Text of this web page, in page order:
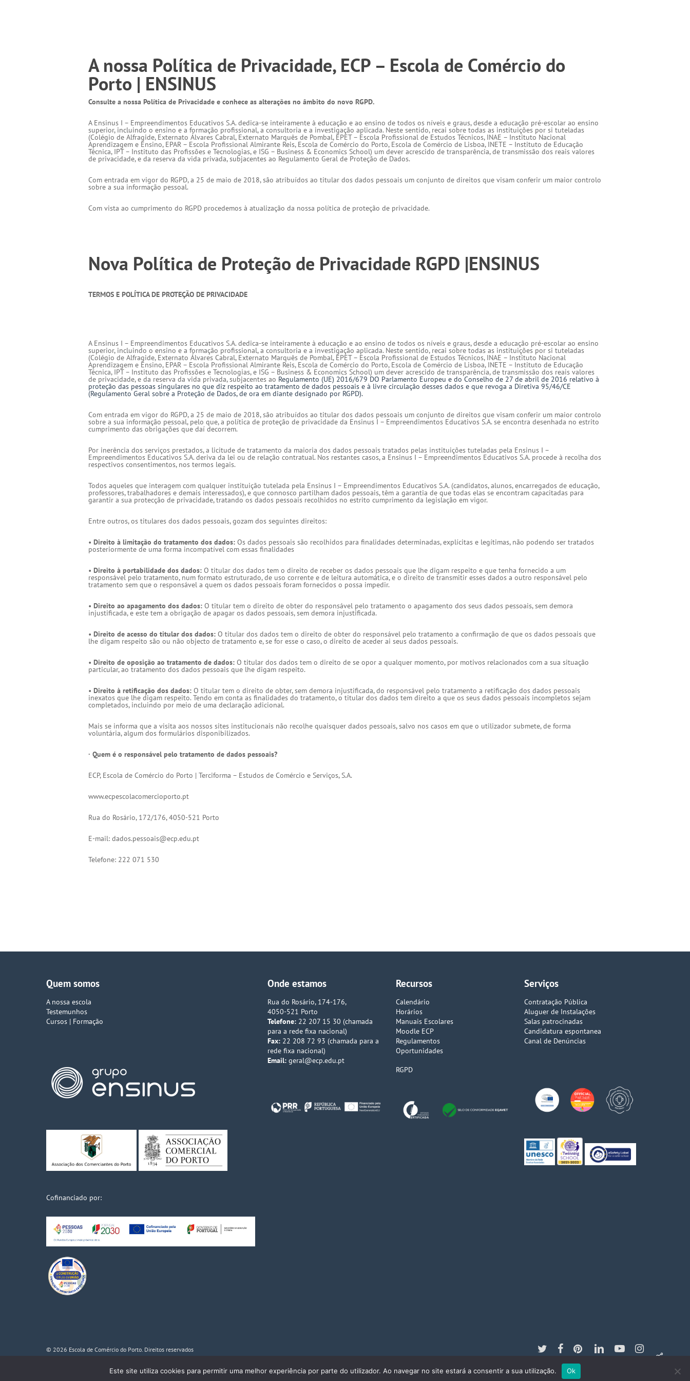
A nossa Política de Privacidade, ECP – Escola de Comércio do
Porto | ENSINUS
Consulte a nossa Política de Privacidade e conhece as alterações no âmbito do novo RGPD.
A Ensinus I – Empreendimentos Educativos S.A. dedica-se inteiramente à educação e ao ensino de todos os níveis e graus, desde a educação pré-escolar ao ensino
superior, incluindo o ensino e a formação profissional, a consultoria e a investigação aplicada. Neste sentido, recai sobre todas as instituições por si tuteladas
(Colégio de Alfragide, Externato Álvares Cabral, Externato Marquês de Pombal, EPET – Escola Profissional de Estudos Técnicos, INAE – Instituto Nacional
Aprendizagem e Ensino, EPAR – Escola Profissional Almirante Reis, Escola de Comércio do Porto, Escola de Comércio de Lisboa, INETE – Instituto de Educação
Técnica, IPT – Instituto das Profissões e Tecnologias, e ISG – Business & Economics School) um dever acrescido de transparência, de transmissão dos reais valores
de privacidade, e da reserva da vida privada, subjacentes ao Regulamento Geral de Proteção de Dados.
Com entrada em vigor do RGPD, a 25 de maio de 2018, são atribuídos ao titular dos dados pessoais um conjunto de direitos que visam conferir um maior controlo
sobre a sua informação pessoal.
Com vista ao cumprimento do RGPD procedemos à atualização da nossa política de proteção de privacidade.
Nova Política de Proteção de Privacidade RGPD |ENSINUS
TERMOS E POLÍTICA DE PROTEÇÃO DE PRIVACIDADE
A Ensinus I – Empreendimentos Educativos S.A. dedica-se inteiramente à educação e ao ensino de todos os níveis e graus, desde a educação pré-escolar ao ensino
superior, incluindo o ensino e a formação profissional, a consultoria e a investigação aplicada. Neste sentido, recai sobre todas as instituições por si tuteladas
(Colégio de Alfragide, Externato Álvares Cabral, Externato Marquês de Pombal, EPET – Escola Profissional de Estudos Técnicos, INAE – Instituto Nacional
Aprendizagem e Ensino, EPAR – Escola Profissional Almirante Reis, Escola de Comércio do Porto, Escola de Comércio de Lisboa, INETE – Instituto de Educação
Técnica, IPT – Instituto das Profissões e Tecnologias, e ISG – Business & Economics School) um dever acrescido de transparência, de transmissão dos reais valores
de privacidade, e da reserva da vida privada, subjacentes ao Regulamento (UE) 2016/679 DO Parlamento Europeu e do Conselho de 27 de abril de 2016 relativo à
proteção das pessoas singulares no que diz respeito ao tratamento de dados pessoais e à livre circulação desses dados e que revoga a Diretiva 95/46/CE
(Regulamento Geral sobre a Proteçãode Dados, de ora em diante designado por RGPD).
Com entrada em vigor do RGPD, a 25 de maio de 2018, são atribuídos ao titular dos dados pessoais um conjunto de direitos que visam conferir um maior controlo
sobre a sua informação pessoal, pelo que, a política de proteção de privacidade da Ensinus I – Empreendimentos Educativos S.A. se encontra desenhada no estrito
cumprimento das obrigações que daí decorrem.
Por inerência dos serviços prestados, a licitude de tratamento da maioria dos dados pessoais tratados pelas instituições tuteladas pela Ensinus I –
Empreendimentos Educativos S.A. deriva da lei ou de relação contratual. Nos restantes casos, a Ensinus I – Empreendimentos Educativos S.A. procede à recolha dos
respectivos consentimentos, nos termos legais.
Todos aqueles que interagem com qualquer instituição tutelada pela Ensinus I – Empreendimentos Educativos S.A. (candidatos, alunos, encarregados de educação,
professores, trabalhadores e demais interessados), e que connosco partilham dados pessoais, têm a garantia de que todas elas se encontram capacitadas para
garantir a sua protecção de privacidade, tratando os dados pessoais recolhidos no estrito cumprimento da legislação em vigor.
Entre outros, os titulares dos dados pessoais, gozam dos seguintes direitos:
• Direito à limitação do tratamento dos dados: Os dados pessoais são recolhidos para finalidades determinadas, explícitas e legítimas, não podendo ser tratados
posteriormente de uma forma incompatível com essas finalidades
• Direito à portabilidade dos dados: O titular dos dados tem o direito de receber os dados pessoais que lhe digam respeito e que tenha fornecido a um
responsável pelo tratamento, num formato estruturado, de uso corrente e de leitura automática, e o direito de transmitir esses dados a outro responsável pelo
tratamento sem que o responsável a quem os dados pessoais foram fornecidos o possa impedir.
• Direito ao apagamento dos dados: O titular tem o direito de obter do responsável pelo tratamento o apagamento dos seus dados pessoais, sem demora
injustificada, e este tem a obrigação de apagar os dados pessoais, sem demora injustificada.
• Direito de acesso do titular dos dados: O titular dos dados tem o direito de obter do responsável pelo tratamento a confirmação de que os dados pessoais que
lhe digam respeito são ou não objecto de tratamento e, se for esse o caso, o direito de aceder ai seus dados pessoais.
• Direito de oposição ao tratamento de dados: O titular dos dados tem o direito de se opor a qualquer momento, por motivos relacionados com a sua situação
particular, ao tratamento dos dados pessoais que lhe digam respeito.
• Direito à retificação dos dados: O titular tem o direito de obter, sem demora injustificada, do responsável pelo tratamento a retificação dos dados pessoais
inexatos que lhe digam respeito. Tendo em conta as finalidades do tratamento, o titular dos dados tem direito a que os seus dados pessoais incompletos sejam
completados, incluindo por meio de uma declaração adicional.
Mais se informa que a visita aos nossos sites institucionais não recolhe quaisquer dados pessoais, salvo nos casos em que o utilizador submete, de forma
voluntária, algum dos formulários disponibilizados.
· Quem é o responsável pelo tratamento de dados pessoais?
ECP, Escola de Comércio do Porto | Terciforma – Estudos de Comércio e Serviços, S.A.
www.ecpescolacomercioporto.pt
Rua do Rosário, 172/176, 4050-521 Porto
E-mail: dados.pessoais@ecp.edu.pt
Telefone: 222 071 530
Quem somos
A nossa escola
Testemunhos
Cursos | Formação
Cofinanciado por:
Onde estamos
Rua do Rosário, 174-176,
4050-521 Porto
Telefone:22 207 15 30 (chamada
para a rede fixa nacional)
Fax:22 208 72 93 (chamada para a
rede fixa nacional)
Email: geral@ecp.edu.pt
Recursos
Calendário
Horários
Manuais Escolares
Moodle ECP
Regulamentos
Oportunidades
RGPD
Serviços
Contratação Pública
Aluguer de Instalações
Salas patrocinadas
Candidatura espontanea
Canal de Denúncias
© 2026 Escola de Comércio do Porto. Direitos reservados twitter facebookpinterestlinkedinyoutube instagram
Este site utiliza cookies para permitir uma melhor experiência por parte do utilizador. Ao navegar no site estará a consentir a sua utilização. Ok